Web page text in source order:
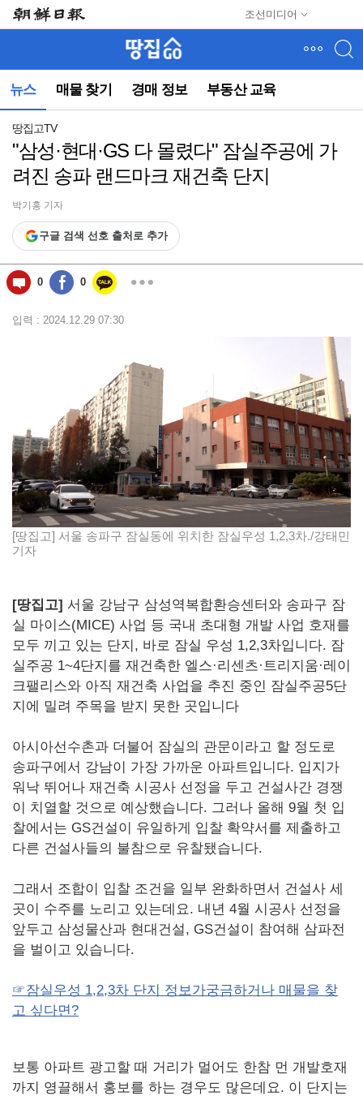
조선미디어
뉴스 매물 찾기 경매 정보 부동산 교육
뉴
(컨
동)
땅집고TV
"삼성·현대·GS 다 몰렸다" 잠실주공에 가
려진 송파 랜드마크 재건축 단지
박기홍 기자
구글 검색 선호 출처로 추가
0 0
입력 : 2024.12.29 07:30
[땅집고] 서울 송파구 잠실동에 위치한 잠실우성 1,2,3차./강태민
기자
[땅집고] 서울 강남구 삼성역복합환승센터와 송파구 잠
실 마이스(MICE) 사업 등 국내 초대형 개발 사업 호재를
모두 끼고 있는 단지, 바로 잠실 우성 1,2,3차입니다. 잠
실주공 1~4단지를 재건축한 엘스·리센츠·트리지움·레이
크팰리스와 아직 재건축 사업을 추진 중인 잠실주공5단
지에 밀려 주목을 받지 못한 곳입니다
아시아선수촌과 더불어 잠실의 관문이라고 할 정도로
송파구에서 강남이 가장 가까운 아파트입니다. 입지가
워낙 뛰어나 재건축 시공사 선정을 두고 건설사간 경쟁
이 치열할 것으로 예상했습니다. 그러나 올해 9월 첫 입
찰에서는 GS건설이 유일하게 입찰 확약서를 제출하고
다른 건설사들의 불참으로 유찰됐습니다.
그래서 조합이 입찰 조건을 일부 완화하면서 건설사 세
곳이 수주를 노리고 있는데요. 내년 4월 시공사 선정을
앞두고 삼성물산과 현대건설, GS건설이 참여해 삼파전
을 벌이고 있습니다.
☞잠실우성 1,2,3차 단지 정보가궁금하거나 매물을 찾
고 싶다면?
보통 아파트 광고할 때 거리가 멀어도 한참 먼 개발호재
까지 영끌해서 홍보를 하는 경우도 많은데요. 이 단지는